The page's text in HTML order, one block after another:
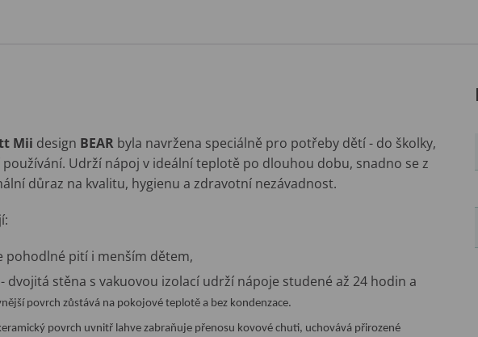
Mii design BEAR byla navržena speciálně pro potřeby dětí - do školky,
Udrží nápoj v ideální teplotě po dlouhou dobu, snadno se z
důraz na kvalitu, hygienu a zdravotní nezávadnost.
pohodlné pití i menším dětem,
- dvojitá stěna s vakuovou izolací udrží nápoje studené až 24 hodin a
povrch zůstává na pokojové teplotě a bez kondenzace.
povrch uvnitř lahve zabraňuje přenosu kovové chuti, uchovává přirozené